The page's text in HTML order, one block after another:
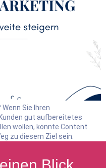
Sie Ihren
gut aufbereitetes
wollen, könnte Content
zu diesem Ziel sein.